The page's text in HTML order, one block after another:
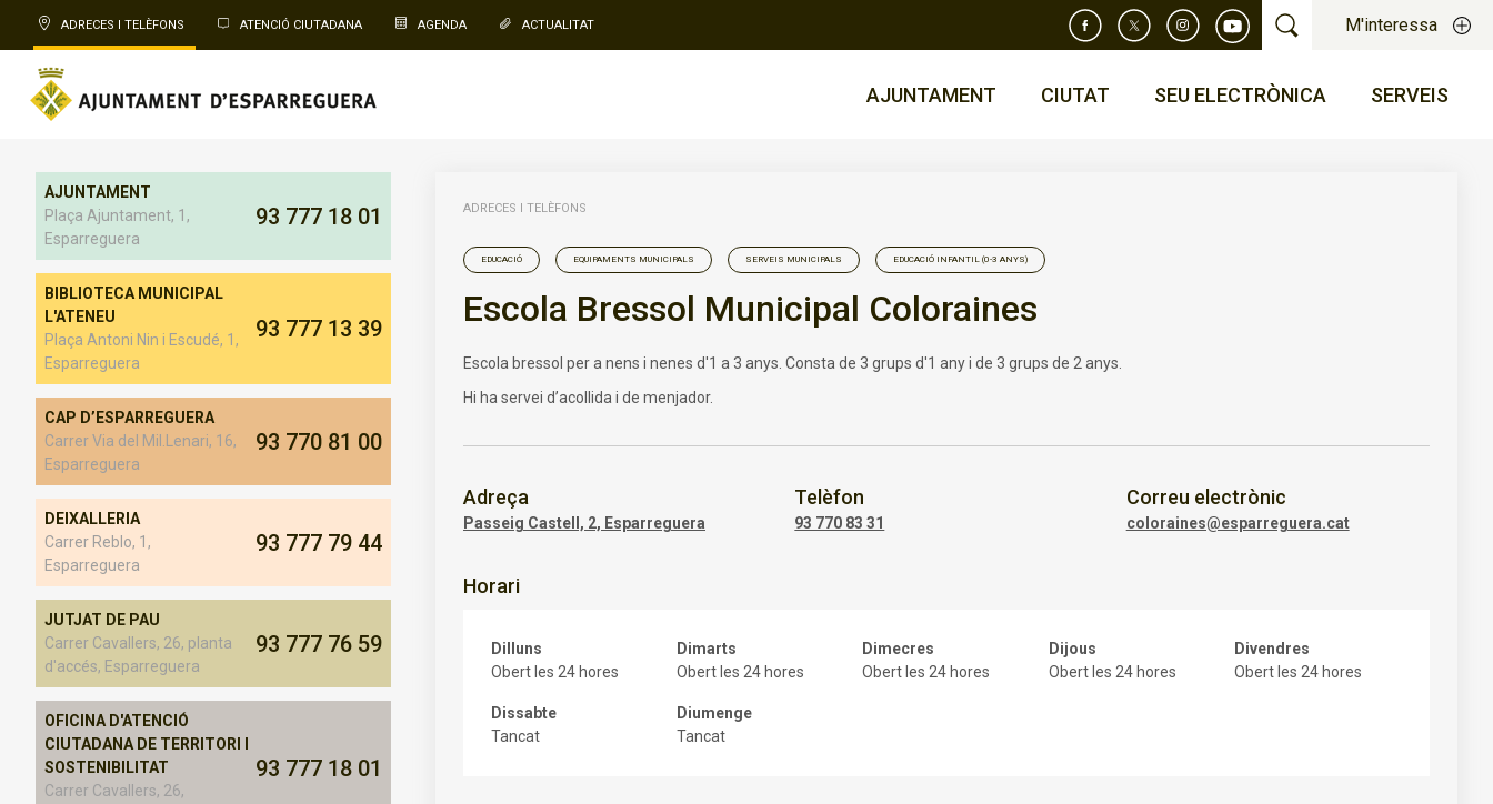
ADRECES I TELÈFONS ATENCIÓ CIUTADANA AGENDA ACTUALITAT M'interessa
AJUNTAMENT CIUTAT SEU ELECTRÒNICA SERVEIS
AJUNTAMENT
Plaça Ajuntament, 1,
Esparreguera
93 777 18 01
BIBLIOTECA MUNICIPAL
L'ATENEU
Plaça Antoni Nin i Escudé, 1,
Esparreguera
93 777 13 39
CAP D’ESPARREGUERA
Carrer Via del Mil.Lenari, 16,
Esparreguera
93 770 81 00
DEIXALLERIA
Carrer Reblo, 1,
Esparreguera
93 777 79 44
JUTJAT DE PAU
Carrer Cavallers, 26, planta
d'accés, Esparreguera
93 777 76 59
OFICINA D'ATENCIÓ
CIUTADANA DE TERRITORI I
SOSTENIBILITAT
Carrer Cavallers, 26,
93 777 18 01
ADRECES I TELÈFONS
EDUCACIÓ EQUIPAMENTS MUNICIPALS SERVEIS MUNICIPALS EDUCACIÓ INFANTIL (0-3 ANYS)
Escola Bressol Municipal Coloraines
Escola bressol per a nens i nenes d'1 a 3 anys. Consta de 3 grups d'1 any i de 3 grups de 2 anys.
Hi ha servei d’acollida i de menjador.
Adreça
Passeig Castell, 2, Esparreguera
Telèfon
93 770 83 31
Correu electrònic
coloraines@esparreguera.cat
Horari
Dilluns
Obert les 24 hores
Dimarts
Obert les 24 hores
Dimecres
Obert les 24 hores
Dijous
Obert les 24 hores
Divendres
Obert les 24 hores
Dissabte
Tancat
Diumenge
Tancat